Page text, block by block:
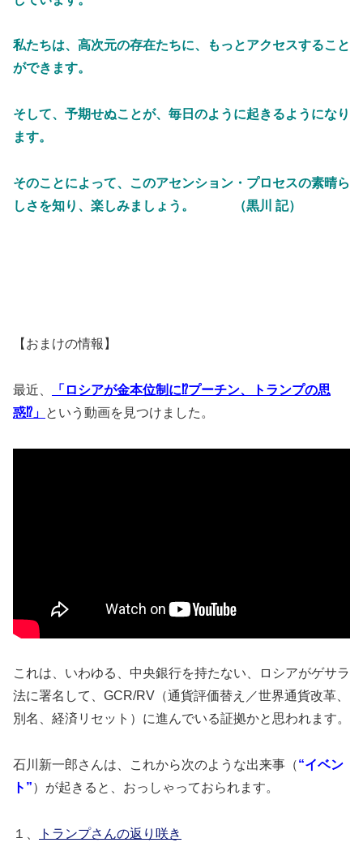
私たちは、高次元の存在たちに、もっとアクセスすること
ができます。
そして、予期せぬことが、毎日のように起きるようになり
ます。
そのことによって、このアセンション・プロセスの素晴ら
しさを知り、楽しみましょう。 （黒川 記）
【おまけの情報】
最近、
「ロシアが金本位制に⁉︎プーチン、トランプの思
惑⁉︎」 という動画を見つけました。
これは、いわゆる、中央銀行を持たない、ロシアがゲサラ
法に署名して、GCR/RV（通貨評価替え／世界通貨改革、
別名、経済リセット）に進んでいる証拠かと思われます。
石川新一郎さんは、これから次のような出来事（“イベン
ト”）が起きると、おっしゃっておられます。
１、 トランプさんの返り咲き